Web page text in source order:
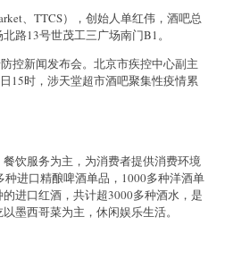
、TTCS），创始人单红伟，酒吧总
路13号世茂工三广场南门B1。
控新闻发布会。北京市疾控中心副主
15时，涉天堂超市酒吧聚集性疫情累
饮服务为主，为消费者提供消费环境
进口精酿啤酒单品，1000多种洋酒单
进口红酒，共计超3000多种酒水，是
墨西哥菜为主，休闲娱乐生活。